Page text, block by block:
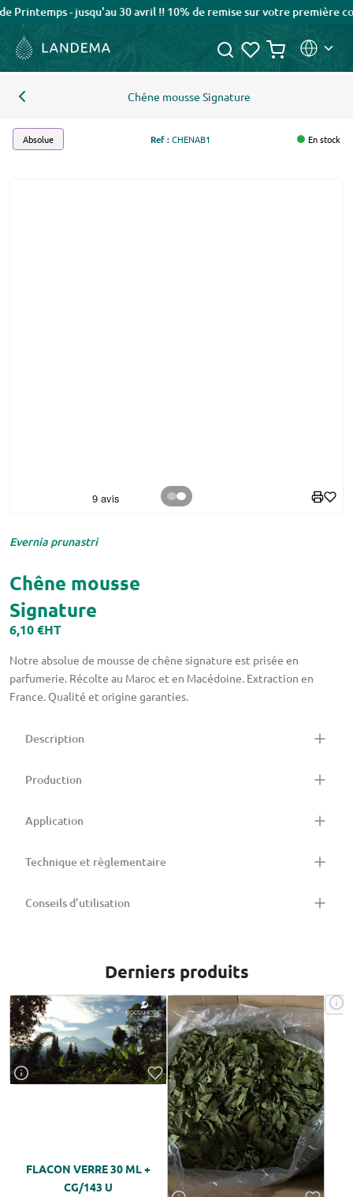
- jusqu'au 30 avril !! 10% de remise sur votre première
Chêne mousse Signature
Absolue Ref :CHENAB1 En stock
Evernia prunastri
Chêne mousse
Signature
6,10 €HT
Notre absolue de mousse de chêne signature est prisée en
parfumerie. Récolte au Maroc et en Macédoine. Extraction en
France. Qualité et origine garanties.
Description
Production
Application
Technique et règlementaire
Conseils d’utilisation
Derniers produits
FLACON VERRE 30 ML +
CG/143 U